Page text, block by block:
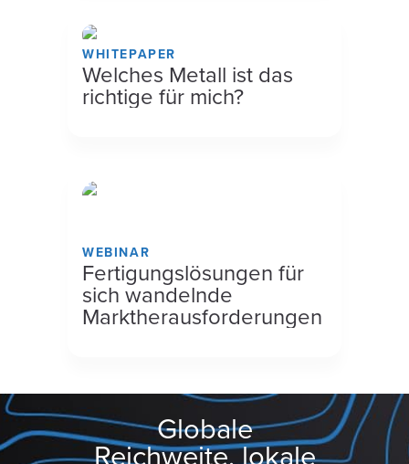
WHITEPAPER
Welches Metall ist das
richtige für mich?
WEBINAR
Fertigungslösungen für
sich wandelnde
Marktherausforderungen
Globale